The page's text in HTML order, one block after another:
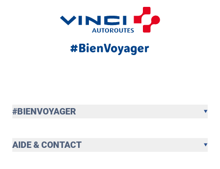
#BIENVOYAGER
AIDE & CONTACT